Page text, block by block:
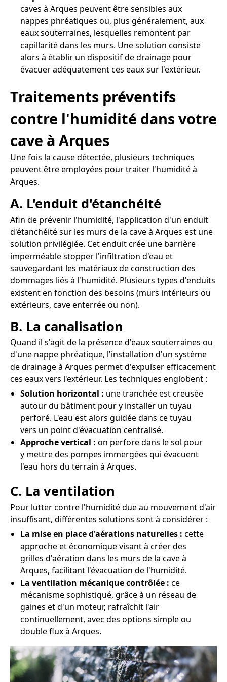
caves à Arques peuvent être sensibles aux
nappes phréatiques ou, plus généralement, aux
eaux souterraines, lesquelles remontent par
capillarité dans les murs. Une solution consiste
alors à établir un dispositif de drainage pour
évacuer adéquatement ces eaux sur l'extérieur.
Traitements préventifs
contre l'humidité dans votre
cave à Arques
Une fois la cause détectée, plusieurs techniques
peuvent être employées pour traiter l'humidité à
Arques.
A. L'enduit d'étanchéité
Afin de prévenir l'humidité, l'application d'un enduit
d'étanchéité sur les murs de la cave à Arques est une
solution privilégiée. Cet enduit crée une barrière
imperméable stopper l'infiltration d'eau et
sauvegardant les matériaux de construction des
dommages liés à l'humidité. Plusieurs types d'enduits
existent en fonction des besoins (murs intérieurs ou
extérieurs, cave enterrée ou non).
B. La canalisation
Quand il s'agit de la présence d'eaux souterraines ou
d'une nappe phréatique, l'installation d'un système
de drainage à Arques permet d'expulser efficacement
ces eaux vers l'extérieur. Les techniques englobent :
Solution horizontal : une tranchée est creusée
autour du bâtiment pour y installer un tuyau
perforé. L'eau est alors guidée dans ce tuyau
vers un point d'évacuation centralisé.
Approche vertical : on perfore dans le sol pour
y mettre des pompes immergées qui évacuent
l'eau hors du terrain à Arques.
C. La ventilation
Pour lutter contre l'humidité due au mouvement d'air
insuffisant, différentes solutions sont à considérer :
La mise en place d'aérations naturelles : cette
approche et économique visant à créer des
grilles d'aération dans les murs de la cave à
Arques, facilitant l'évacuation de l'humidité.
La ventilation mécanique contrôlée : ce
mécanisme sophistiqué, grâce à un réseau de
gaines et d'un moteur, rafraîchit l'air
continuellement, avec des options simple ou
double flux à Arques.